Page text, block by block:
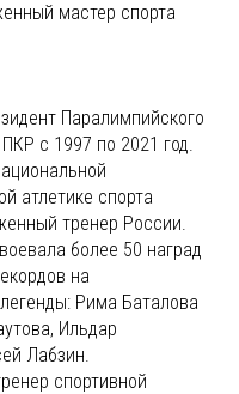
мастер спорта
Паралимпийского
с 1997 по 2021 год.
атлетике спорта
тренер России.
более 50 наград
на
Рима Баталова
Ильдар
Лабзин.
спортивной